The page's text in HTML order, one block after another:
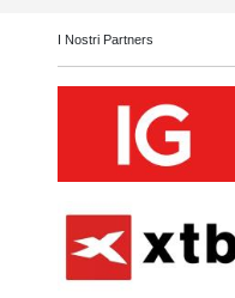
I Nostri Partners